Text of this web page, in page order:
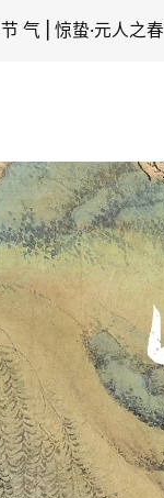
节 气 | 惊蛰·元人之春